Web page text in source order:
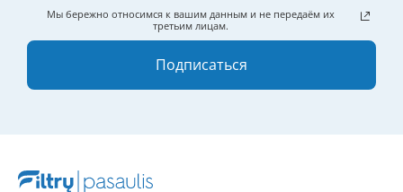
Мы бережно относимся к вашим данным и не передаём их
третьим лицам.
Подписаться